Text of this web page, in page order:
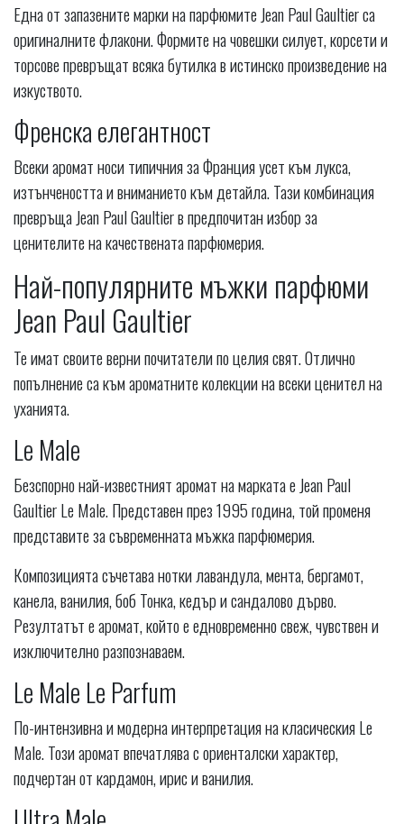
Една от запазените марки на парфюмите Jean Paul Gaultier са
оригиналните флакони. Формите на човешки силует, корсети и
торсове превръщат всяка бутилка в истинско произведение на
изкуството.
Френска елегантност
Всеки аромат носи типичния за Франция усет към лукса,
изтънчеността и вниманието към детайла. Тази комбинация
превръща Jean Paul Gaultier в предпочитан избор за
ценителите на качествената парфюмерия.
Най-популярните мъжки парфюми
Jean Paul Gaultier
Те имат своите верни почитатели по целия свят. Отлично
попълнение са към ароматните колекции на всеки ценител на
уханията.
Le Male
Безспорно най-известният аромат на марката е Jean Paul
Gaultier Le Male. Представен през 1995 година, той променя
представите за съвременната мъжка парфюмерия.
Композицията съчетава нотки лавандула, мента, бергамот,
канела, ванилия, боб Тонка, кедър и сандалово дърво.
Резултатът е аромат, който е едновременно свеж, чувствен и
изключително разпознаваем.
Le Male Le Parfum
По-интензивна и модерна интерпретация на класическия Le
Male. Този аромат впечатлява с ориенталски характер,
подчертан от кардамон, ирис и ванилия.